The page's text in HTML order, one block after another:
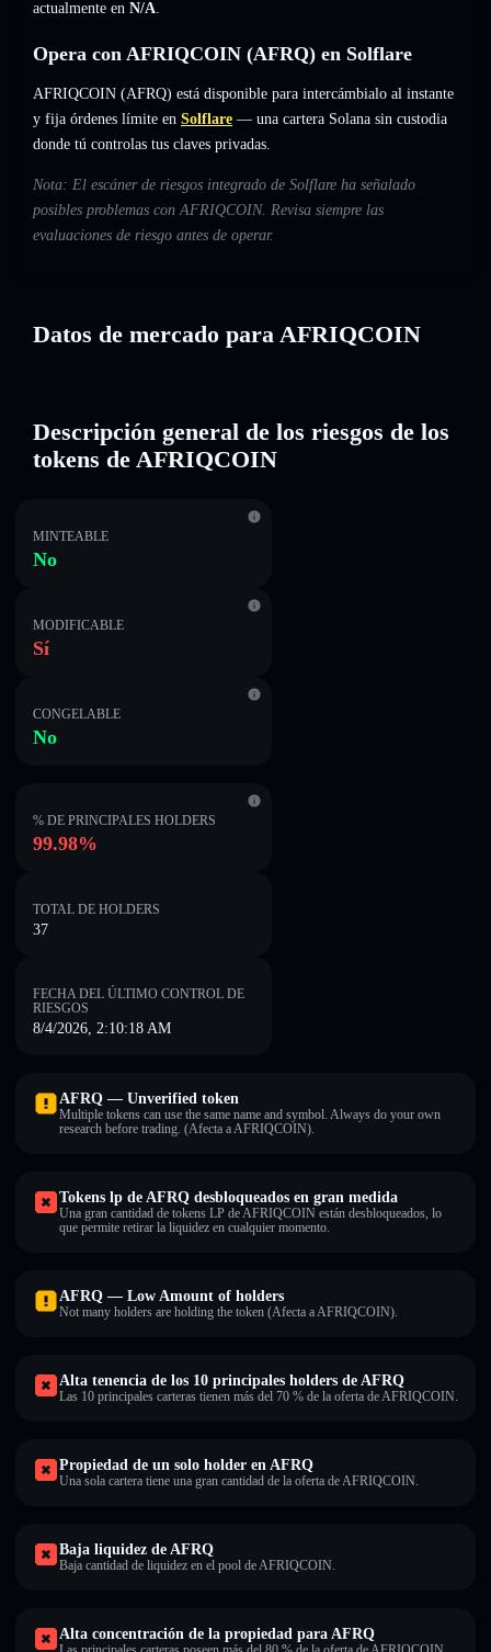
actualmente en N/A.
Opera con AFRIQCOIN (AFRQ) en Solflare
AFRIQCOIN (AFRQ) está disponible para intercámbialo al instante
y fija órdenes límite en Solflare — una cartera Solana sin custodia
donde tú controlas tus claves privadas.
Nota: El escáner de riesgos integrado de Solflare ha señalado
posibles problemas con AFRIQCOIN. Revisa siempre las
evaluaciones de riesgo antes de operar.
Datos de mercado para AFRIQCOIN
Descripción general de los riesgos de los
tokens de AFRIQCOIN
MINTEABLE
No
MODIFICABLE
Sí
CONGELABLE
No
% DE PRINCIPALES HOLDERS
99.98%
TOTAL DE HOLDERS
37
FECHA DEL ÚLTIMO CONTROL DE
RIESGOS
8/4/2026, 2:10:18 AM
AFRQ — Unverified token
Multiple tokens can use the same name and symbol. Always do your own
research before trading. (Afecta a AFRIQCOIN).
Tokens lp de AFRQ desbloqueados en gran medida
Una gran cantidad de tokens LP de AFRIQCOIN están desbloqueados, lo
que permite retirar la liquidez en cualquier momento.
AFRQ — Low Amount of holders
Not many holders are holding the token (Afecta a AFRIQCOIN).
Alta tenencia de los 10 principales holders de AFRQ
Las 10 principales carteras tienen más del 70 % de la oferta de AFRIQCOIN.
Propiedad de un solo holder en AFRQ
Una sola cartera tiene una gran cantidad de la oferta de AFRIQCOIN.
Baja liquidez de AFRQ
Baja cantidad de liquidez en el pool de AFRIQCOIN.
Alta concentración de la propiedad para AFRQ